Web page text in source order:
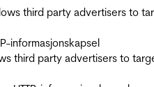
third party advertisers to
informasjonskapsel
third party advertisers to